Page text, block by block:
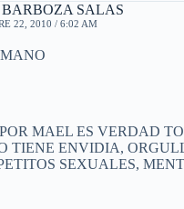
SALAS
22, 2010 / 6:02 AM
MAEL ES VERDAD
TIENE ENVIDIA,
SEXUALES,